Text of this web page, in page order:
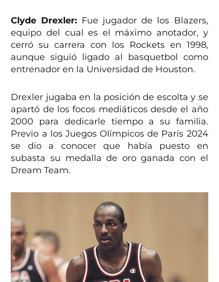
Clyde Drexler: Fue jugador de los Blazers,
equipo del cual es el máximo anotador, y
cerró su carrera con los Rockets en 1998,
aunque siguió ligado al basquetbol como
entrenador en la Universidad de Houston.
Drexler jugaba en la posición de escolta y se
apartó de los focos mediáticos desde el año
2000 para dedicarle tiempo a su familia.
Previo a los Juegos Olímpicos de París 2024
se dio a conocer que había puesto en
subasta su medalla de oro ganada con el
Dream Team.